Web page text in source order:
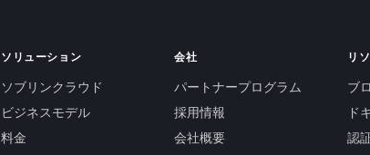
ソリューション
ソブリンクラウド
ビジネスモデル
料金
会社
パートナープログラム
採用情報
会社概要
リ
ブ
ド
認